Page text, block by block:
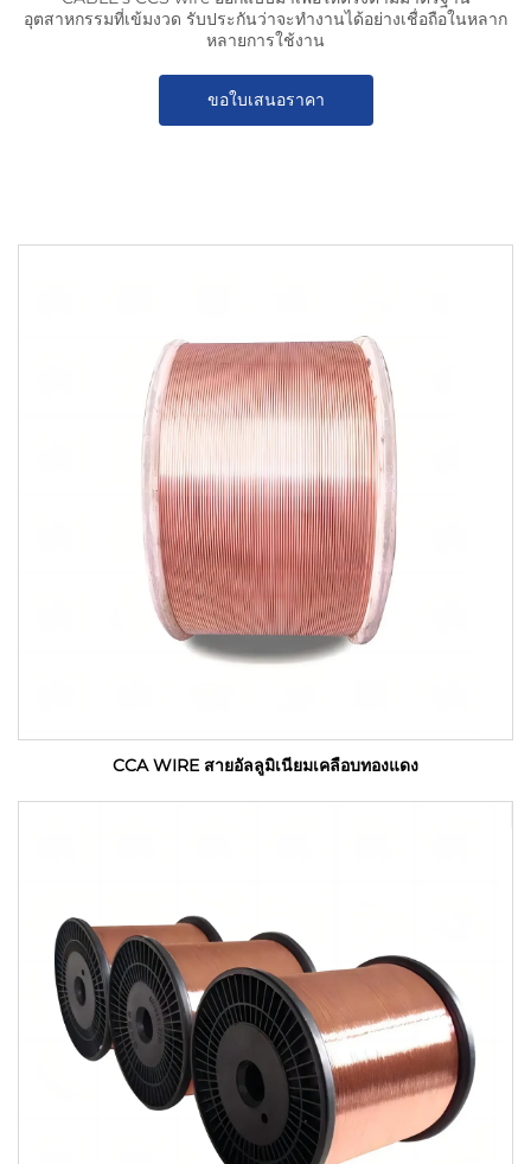
อุตสาหกรรมที่เข้มงวด รับประกันว่าจะทำงานได้อย่างเชื่อถือในหลาก
หลายการใช้งาน
ขอใบเสนอราคา
CCA WIRE สายอัลลูมิเนียมเคลือบทองแดง